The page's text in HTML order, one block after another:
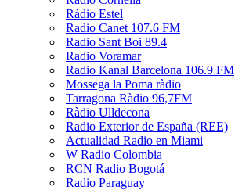
Ràdio Estel
Radio Canet 107.6 FM
Radio Sant Boi 89.4
Radio Voramar
Radio Kanal Barcelona 106.9 FM
Mossega la Poma ràdio
Tarragona Ràdio 96,7FM
Ràdio Ulldecona
Radio Exterior de España (REE)
Actualidad Radio en Miami
W Radio Colombia
RCN Radio Bogotá
Radio Paraguay